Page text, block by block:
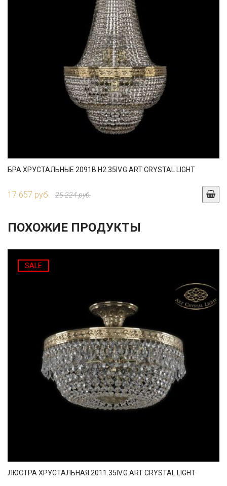
БРА ХРУСТАЛЬНЫЕ 2091B.H2.35IV.G ART CRYSTAL LIGHT
17 657 руб. 25 224 руб.
ПОХОЖИЕ ПРОДУКТЫ
SALE
ЛЮСТРА ХРУСТАЛЬНАЯ 2011.35IV.G ART CRYSTAL LIGHT